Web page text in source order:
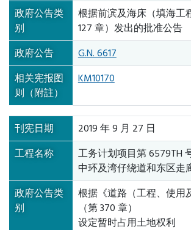
政府公告类
别
根据前滨及海床（填海工
127 章）发出的批准公告
政府公告
G.N. 6617
相关宪报图
则（附註）
KM10170
刊宪日期
2019 年 9 月 27 日
工程名称
工务计划项目第 6579TH
中环及湾仔绕道和东区走
政府公告类
别
根据《道路（工程、使用
（第 370 章）
设定暂时占用土地权利